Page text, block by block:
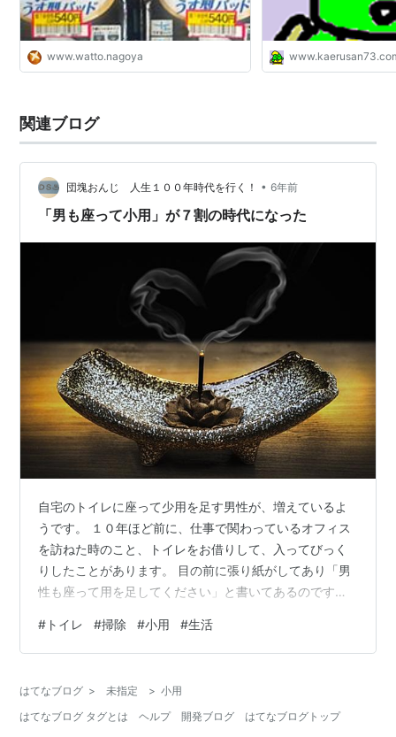
www.watto.nagoya
関連ブログ
団塊おんじ 人生１００年時代を行く！ • 6年前
「男も座って小用」が７割の時代になった
自宅のトイレに座って少用を足す男性が、増えているよ
うです。 １０年ほど前に、仕事で関わっているオフィス
を訪ねた時のこと、トイレをお借りして、入ってびっく
りしたことがあります。 目の前に張り紙がしてあり「男
性も座って用を足してください」と書いてあるのです。
るものだと思っていましたから、その張り紙を見た時に
は一瞬戸惑いを覚えたものでした。 そのオフィスはスタ
弱そうな男性スタッフは、女性パワーに押し切られて、
そういうルールに決まったのかな、などと思ったもので
# トイレ #掃除 #小用 #生活
はてなブログ > 未指定 > 小用
はてなブログ タグとは
ヘルプ 開発ブログ
はてなブログトップ